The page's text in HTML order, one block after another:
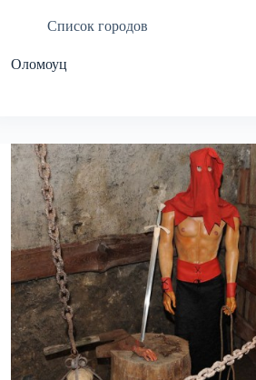
Список городов
Оломоуц